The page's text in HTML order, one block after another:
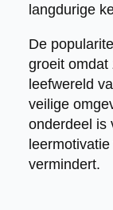
langdurige
De
groeit omdat
leefwereld
veilige
onderdeel is
vermindert.